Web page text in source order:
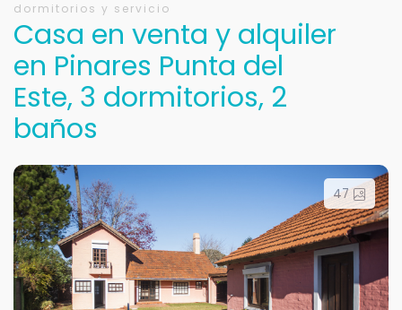
dormitorios y servicio
Casa en venta y alquiler
en Pinares Punta del
Este, 3 dormitorios, 2
baños
47